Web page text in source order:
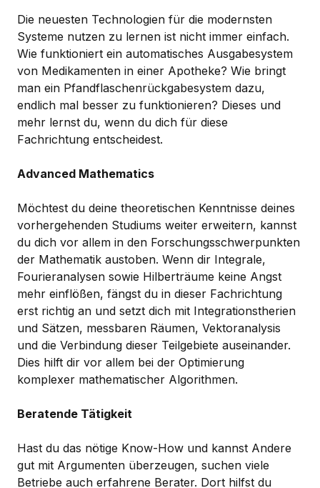
Die neuesten Technologien für die modernsten
Systeme nutzen zu lernen ist nicht immer einfach.
Wie funktioniert ein automatisches Ausgabesystem
von Medikamenten in einer Apotheke? Wie bringt
man ein Pfandflaschenrückgabesystem dazu,
endlich mal besser zu funktionieren? Dieses und
mehr lernst du, wenn du dich für diese
Fachrichtung entscheidest.
Advanced Mathematics
Möchtest du deine theoretischen Kenntnisse deines
vorhergehenden Studiums weiter erweitern, kannst
du dich vor allem in den Forschungsschwerpunkten
der Mathematik austoben. Wenn dir Integrale,
Fourieranalysen sowie Hilberträume keine Angst
mehr einflößen, fängst du in dieser Fachrichtung
erst richtig an und setzt dich mit Integrationstherien
und Sätzen, messbaren Räumen, Vektoranalysis
und die Verbindung dieser Teilgebiete auseinander.
Dies hilft dir vor allem bei der Optimierung
komplexer mathematischer Algorithmen.
Beratende Tätigkeit
Hast du das nötige Know-How und kannst Andere
gut mit Argumenten überzeugen, suchen viele
Betriebe auch erfahrene Berater. Dort hilfst du